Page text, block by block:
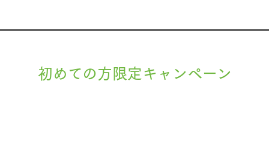
初めての方限定キャンペーン